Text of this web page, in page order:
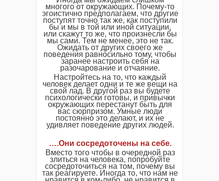
многого от окружающих. Почему-то
эгоистично предполагаем, что другие
поступят точно так же, как поступили
бы и мы в той или иной ситуации,
или скажут то же, что произнесли бы
мы сами. Тем не менее, это не так.
Ожидать от других своего же
поведения равносильно тому, чтобы
заранее настроить себя на
разочарование и отчаяние.
Настройтесь на то, что каждый
человек делает одни и те же вещи на
свой лад. В другой раз вы будете
психологически готовы, и привычки
окружающих перестанут быть для
вас сюрпризом. Умные люди
постоянно это делают, и их не
удивляет поведение других людей.
….Они сосредоточены на себе.
Вместо того чтобы в очередной раз
злиться на человека, попробуйте
сосредоточиться на том, почему вы
так реагируете. Иногда то, что нам не